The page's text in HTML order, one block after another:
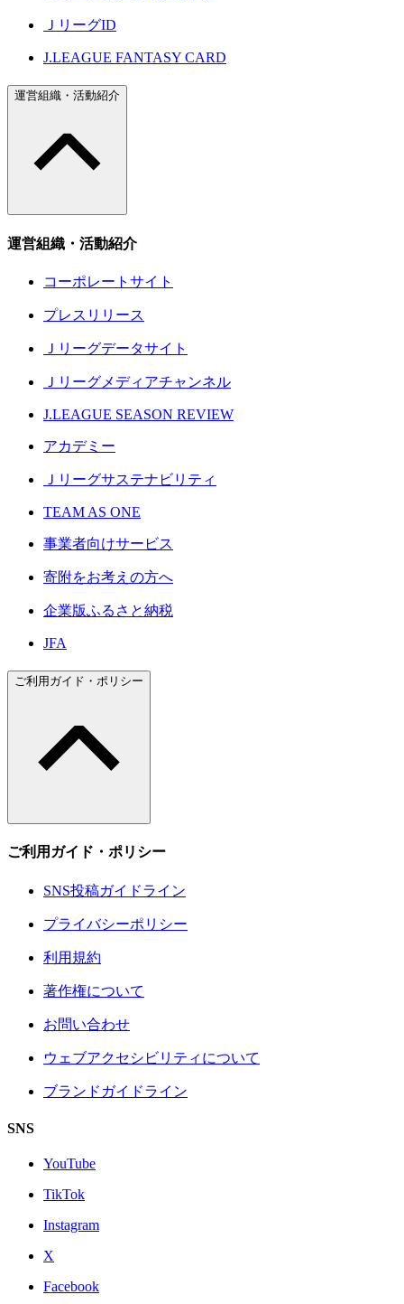
ＪリーグID
J.LEAGUE FANTASY CARD
運営組織・活動紹介
運営組織・活動紹介
コーポレートサイト
プレスリリース
Ｊリーグデータサイト
Ｊリーグメディアチャンネル
J.LEAGUE SEASON REVIEW
アカデミー
Ｊリーグサステナビリティ
TEAM AS ONE
事業者向けサービス
寄附をお考えの方へ
企業版ふるさと納税
JFA
ご利用ガイド・ポリシー
ご利用ガイド・ポリシー
SNS投稿ガイドライン
プライバシーポリシー
利用規約
著作権について
お問い合わせ
ウェブアクセシビリティについて
ブランドガイドライン
SNS
YouTube
TikTok
Instagram
X
Facebook